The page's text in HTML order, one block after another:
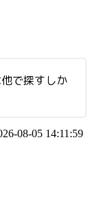
で探すしか
08-05 14:11:59